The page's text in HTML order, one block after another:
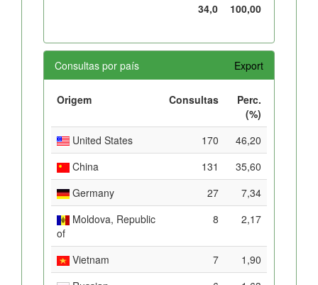
34,0
100,00
Consultas por país Export
Origem Consultas
Perc.
(%)
United States
170
46,20
China
131
35,60
Germany
27
7,34
Moldova, Republic
of
8 2,17
Vietnam 7
1,90